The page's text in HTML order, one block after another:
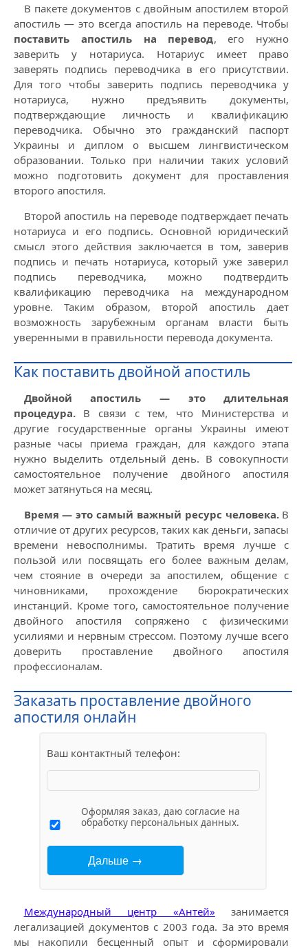
В пакете документов с двойным апостилем второй
апостиль — это всегда апостиль на переводе. Чтобы
поставить апостиль на перевод, его нужно
заверить у нотариуса. Нотариус имеет право
заверять подпись переводчика в его присутствии.
Для того чтобы заверить подпись переводчика у
нотариуса, нужно предъявить документы,
подтверждающие личность и квалификацию
переводчика. Обычно это гражданский паспорт
Украины и диплом о высшем лингвистическом
образовании. Только при наличии таких условий
можно подготовить документ для проставления
второго апостиля.
Второй апостиль на переводе подтверждает печать
нотариуса и его подпись. Основной юридический
смысл этого действия заключается в том, заверив
подпись и печать нотариуса, который уже заверил
подпись переводчика, можно подтвердить
квалификацию переводчика на международном
уровне. Таким образом, второй апостиль дает
возможность зарубежным органам власти быть
уверенными в правильности перевода документа.
Как поставить двойной апостиль
Двойной апостиль — это длительная
процедура.В связи с тем, что Министерства и
другие государственные органы Украины имеют
разные часы приема граждан, для каждого этапа
нужно выделить отдельный день. В совокупности
самостоятельное получение двойного апостиля
может затянуться на месяц.
Время — это самый важный ресурс человека.В
отличие от других ресурсов, таких как деньги, запасы
времени невосполнимы. Тратить время лучше с
пользой или посвящать его более важным делам,
чем стояние в очереди за апостилем, общение с
чиновниками, прохождение бюрократических
инстанций. Кроме того, самостоятельное получение
двойного апостиля сопряжено с физическими
усилиями и нервным стрессом. Поэтому лучше всего
доверить проставление двойного апостиля
профессионалам.
Заказать проставление двойного
апостиля онлайн
Ваш контактный телефон:
Оформляя заказ, даю согласие на
обработку персональных данных.
Международный центр «Антей» занимается
легализацией документов с 2003 года. За это время
мы накопили бесценный опыт и сформировали